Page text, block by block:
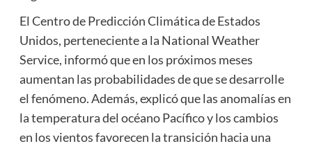
El Centro de Predicción Climática de Estados
Unidos, perteneciente a la National Weather
Service, informó que en los próximos meses
aumentan las probabilidades de que se desarrolle
el fenómeno. Además, explicó que las anomalías en
la temperatura del océano Pacífico y los cambios
en los vientos favorecen la transición hacia una